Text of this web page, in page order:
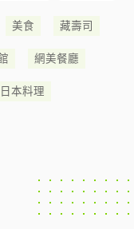
美食 藏壽司
網美餐廳
日本料理